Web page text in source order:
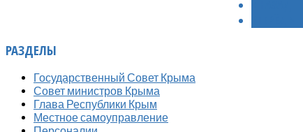
РАЗДЕЛЫ
Государственный Совет Крыма
Совет министров Крыма
Глава Республики Крым
Местное самоуправление